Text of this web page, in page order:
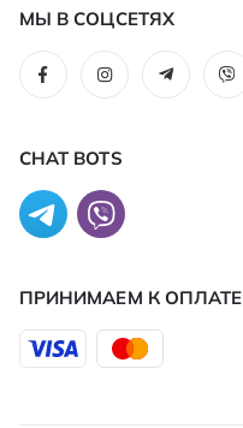
МЫ В СОЦСЕТЯХ
CHAT BOTS
ПРИНИМАЕМ К ОПЛАТЕ